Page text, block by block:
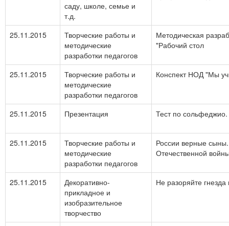
саду, школе, семье и
т.д.
25.11.2015
Творческие работы и
методические
разработки педагогов
Методическая
"Рабочий стол
25.11.2015
Творческие работы и
методические
разработки педагогов
Конспект НОД "Мы
25.11.2015 Презентация Тест по
25.11.2015
Творческие работы и
методические
разработки педагогов
России верные
Отечественной
25.11.2015
Декоративно-
прикладное и
изобразительное
творчество
Не разоряйте гнезда